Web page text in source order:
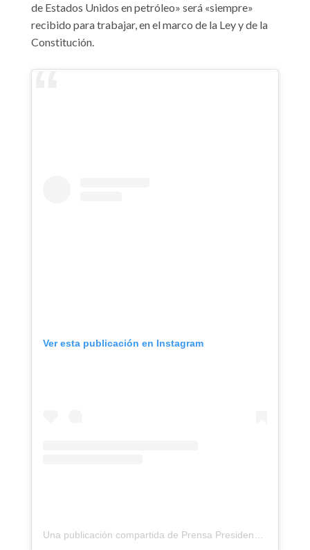
de Estados Unidos en petróleo» será «siempre»
recibido para trabajar, en el marco de la Ley y de la
Constitución.
Ver esta publicación en Instagram
Una publicación compartida de Prensa Presidencial (@presidencialve)